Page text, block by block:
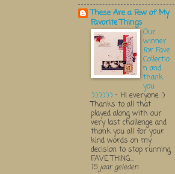
These Are a Few of My
Favorite Things
Our
winner
for Fave
Collectio
n and
thank
you
:):):):):):) - Hi everyone :)
Thanks to all that
played along with our
very last challenge and
thank you all for your
kind words on my
decision to stop running
FAVE THING...
15 jaar geleden